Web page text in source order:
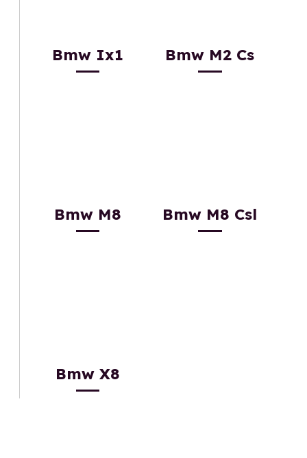
Bmw Ix1 Bmw M2 Cs
Bmw M8 Bmw M8 Csl
Bmw X8